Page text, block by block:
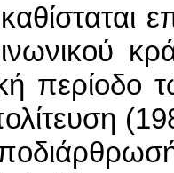
περίοδο